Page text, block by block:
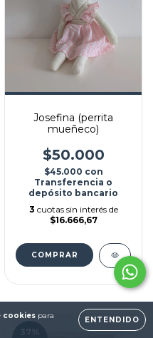
cookies para
ENTENDIDO
Josefina (perrita
mueñeco)
$50.000
$45.000 con
Transferencia o
depósito bancario
3 cuotas sin interés de
$16.666,67